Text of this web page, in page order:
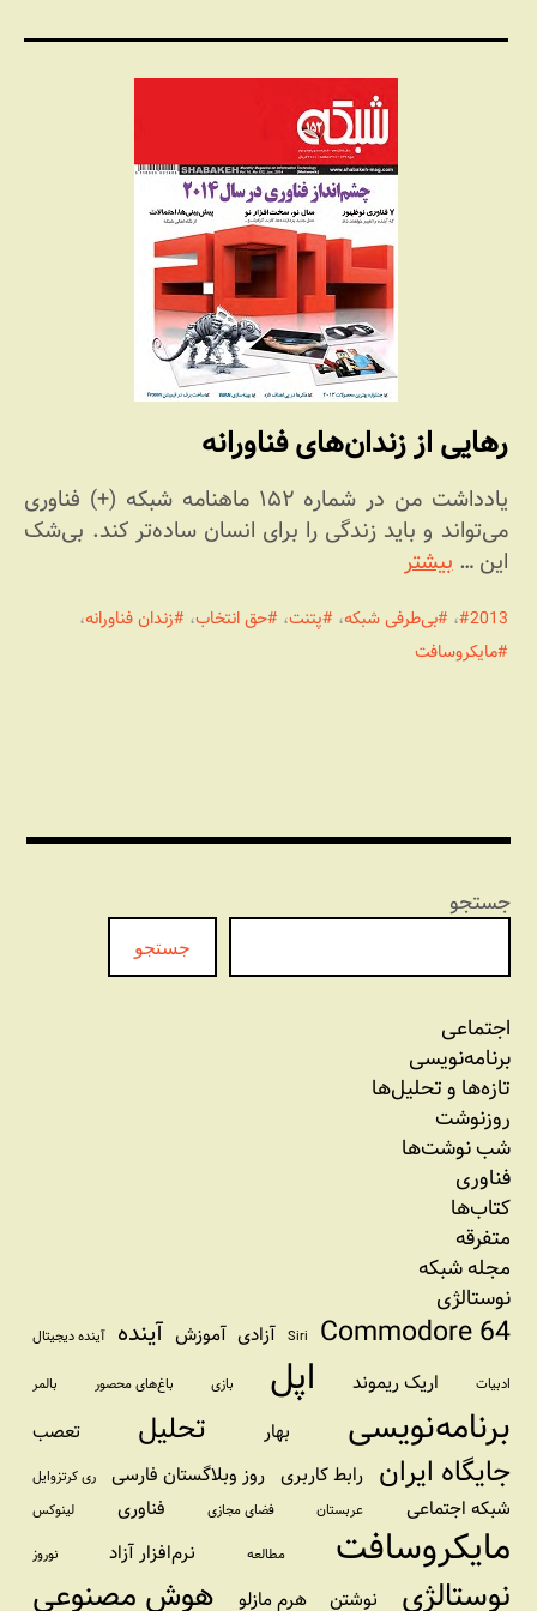
رهایی از زندان‌های فناورانه
یادداشت من در شماره ۱۵۲ ماهنامه شبکه (+) فناوری
می‌تواند و باید زندگی را برای انسان ساده‌تر کند. بی‌شک
این …بیشتر
2013 ، بی‌طرفی شبکه، پتنت، حق انتخاب، زندان فناورانه،
مایکروسافت
جستجو
جستجو
اجتماعی
برنامه‏‌نویسی
تازه‌‌ها و تحلیل‌ها
روزنوشت
شب نوشت‌ها
فناوری
کتاب‌ها
متفرقه
مجله شبکه
نوستالژی
Commodore 64
Siri آزادی آموزش آینده آینده دیجیتال
ادبیات اریک ریموند اپل بازی باغ‌های محصور بالمر
برنامه‌نویسی بهار تحلیل تعصب
جایگاه ایران رابط کاربری روز وبلاگستان فارسی ری کرتزوایل
شبکه اجتماعی عربستان فضای مجازی فناوری لینوکس
مایکروسافت مطالعه نرم‌افزار آزاد نوروز
نوستالژی نوشتن هرم مازلو هوش مصنوعی